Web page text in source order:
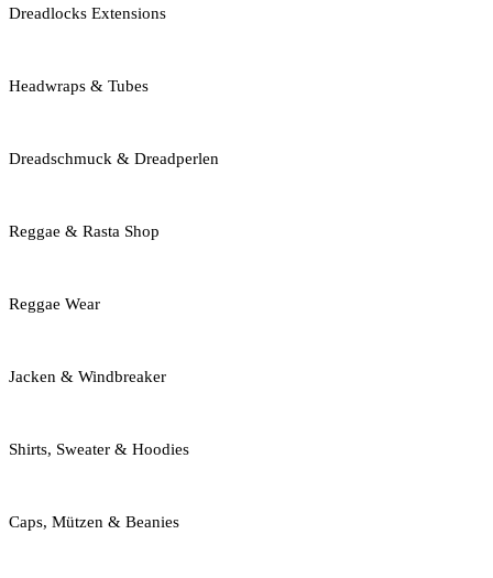
Dreadlocks Extensions
Headwraps & Tubes
Dreadschmuck & Dreadperlen
Reggae & Rasta Shop
Reggae Wear
Jacken & Windbreaker
Shirts, Sweater & Hoodies
Caps, Mützen & Beanies